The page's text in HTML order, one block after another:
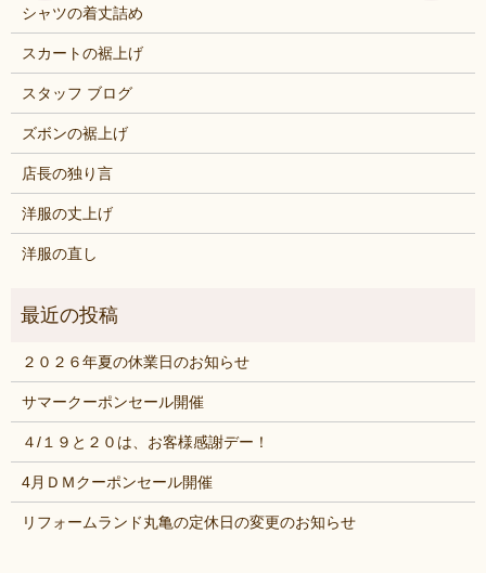
シャツの着丈詰め
スカートの裾上げ
スタッフ ブログ
ズボンの裾上げ
店長の独り言
洋服の丈上げ
洋服の直し
２０２６年夏の休業日のお知らせ
サマークーポンセール開催
４/１９と２０は、お客様感謝デー！
4月ＤＭクーポンセール開催
リフォームランド丸亀の定休日の変更のお知らせ